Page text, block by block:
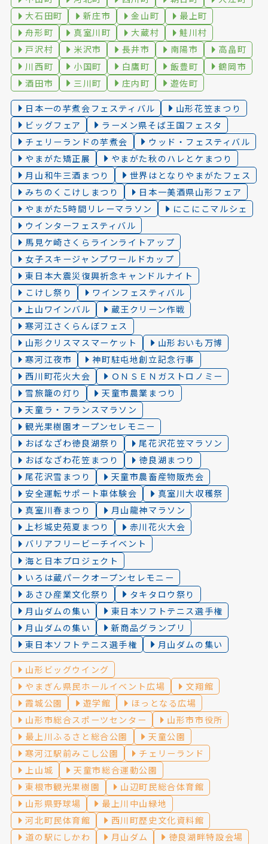
大石田町
新庄市 金山町
最上町
舟形町
真室川町 大蔵村
鮭川村
戸沢村
米沢市 長井市 南陽市
高畠町
川西町
小国町 白鷹町 飯豊町
鶴岡市
酒田市
三川町 庄内町 遊佐町
日本一の芋煮会フェスティバル
山形花笠まつり
ビッグフェア
ラーメン県そば王国フェスタ
チェリーランドの芋煮会
ウッド・フェスティバル
やまがた矯正展
やまがた秋のハレとケまつり
月山和牛三酒まつり
世界はとなりやまがたフェス
みちのくこけしまつり
日本一美酒県山形フェア
やまがた5時間リレーマラソン
にこにこマルシェ
ウインターフェスティバル
馬見ケ崎さくらラインライトアップ
女子スキージャンプワールドカップ
東日本大震災復興祈念キャンドルナイト
こけし祭り
ワインフェスティバル
上山ワインバル
蔵王クリーン作戦
寒河江さくらんぼフェス
山形クリスマスマーケット
山形おいも万博
寒河江夜市
神町駐屯地創立記念行事
西川町花火大会
ＯＮＳＥＮガストロノミー
雪旅籠の灯り️
天童市農業まつり
天童ラ・フランスマラソン
観光果樹園オープンセレモニー
おばなざわ徳良湖祭り
尾花沢花笠マラソン
おばなざわ花笠まつり
徳良湖まつり
尾花沢雪まつり
天童市農畜産物販売会
安全運転サポート車体験会
真室川大収穫祭
真室川春まつり
月山龍神マラソン
上杉城史苑夏まつり
赤川花火大会
バリアフリービーチイベント
海と日本プロジェクト
いろは蔵パークオープンセレモニー
あさひ産業文化祭り
タキタロウ祭り
月山ダムの集い
東日本ソフトテニス選手権
月山ダムの集い
新商品グランプリ
東日本ソフトテニス選手権
月山ダムの集い
山形ビッグウイング
やまぎん県民ホールイベント広場
文翔館
霞城公園
遊学館
ほっとなる広場
山形市総合スポーツセンター
山形市市役所
最上川ふるさと総合公園
天童公園
寒河江駅前みこし公園
チェリーランド
上山城
天童市総合運動公園
東根市観光果樹園
山辺町民総合体育館
山形県野球場
最上川中山緑地
河北町民体育館
西川町歴史文化資料館
道の駅にしかわ
月山ダム
徳良湖畔特設会場